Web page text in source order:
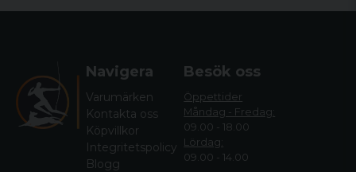
Navigera
Varumärken
Kontakta oss
Köpvillkor
Integritetspolicy
Blogg
Besök oss
Öppettider
Måndag - Fredag:
09.00 - 18.00
Lördag:
09.00 - 14.00